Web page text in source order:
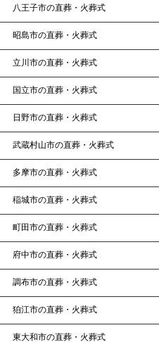
八王子市の直葬・火葬式
昭島市の直葬・火葬式
立川市の直葬・火葬式
国立市の直葬・火葬式
日野市の直葬・火葬式
武蔵村山市の直葬・火葬式
多摩市の直葬・火葬式
稲城市の直葬・火葬式
町田市の直葬・火葬式
府中市の直葬・火葬式
調布市の直葬・火葬式
狛江市の直葬・火葬式
東大和市の直葬・火葬式